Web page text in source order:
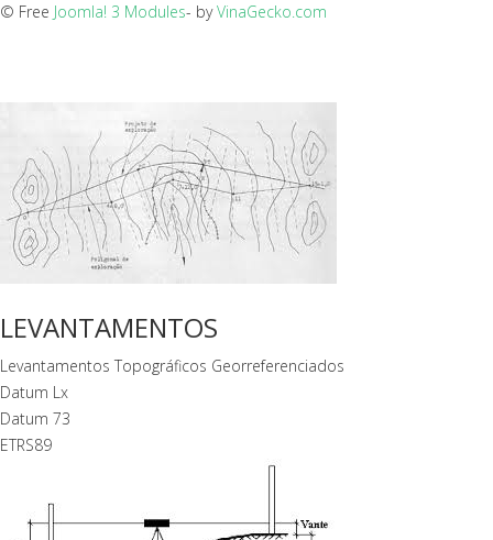
© Free Joomla! 3 Modules- byVinaGecko.com
LEVANTAMENTOS
Levantamentos Topográficos Georreferenciados
Datum Lx
Datum 73
ETRS89